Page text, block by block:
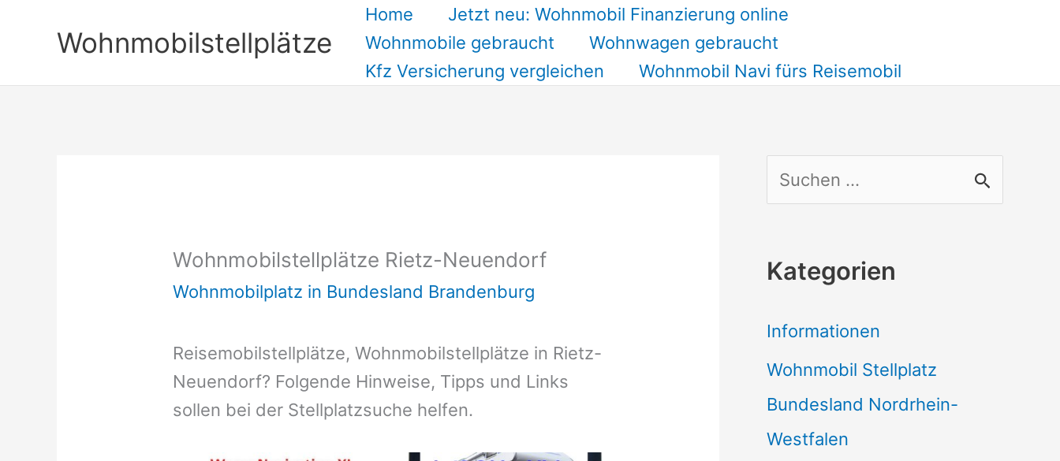
Wohnmobilstellplätze
Home
Jetzt neu: Wohnmobil Finanzierung online
Wohnmobile gebraucht
Wohnwagen gebraucht
Kfz Versicherung vergleichen
Wohnmobil Navi fürs Reisemobil
Wohnmobilstellplätze Rietz-Neuendorf
Wohnmobilplatz in Bundesland Brandenburg
Reisemobilstellplätze, Wohnmobilstellplätze in Rietz-
Neuendorf? Folgende Hinweise, Tipps und Links
sollen bei der Stellplatzsuche helfen.
u
h
n
a
c
Kategorien
Informationen
Wohnmobil Stellplatz
Bundesland Nordrhein-
Westfalen